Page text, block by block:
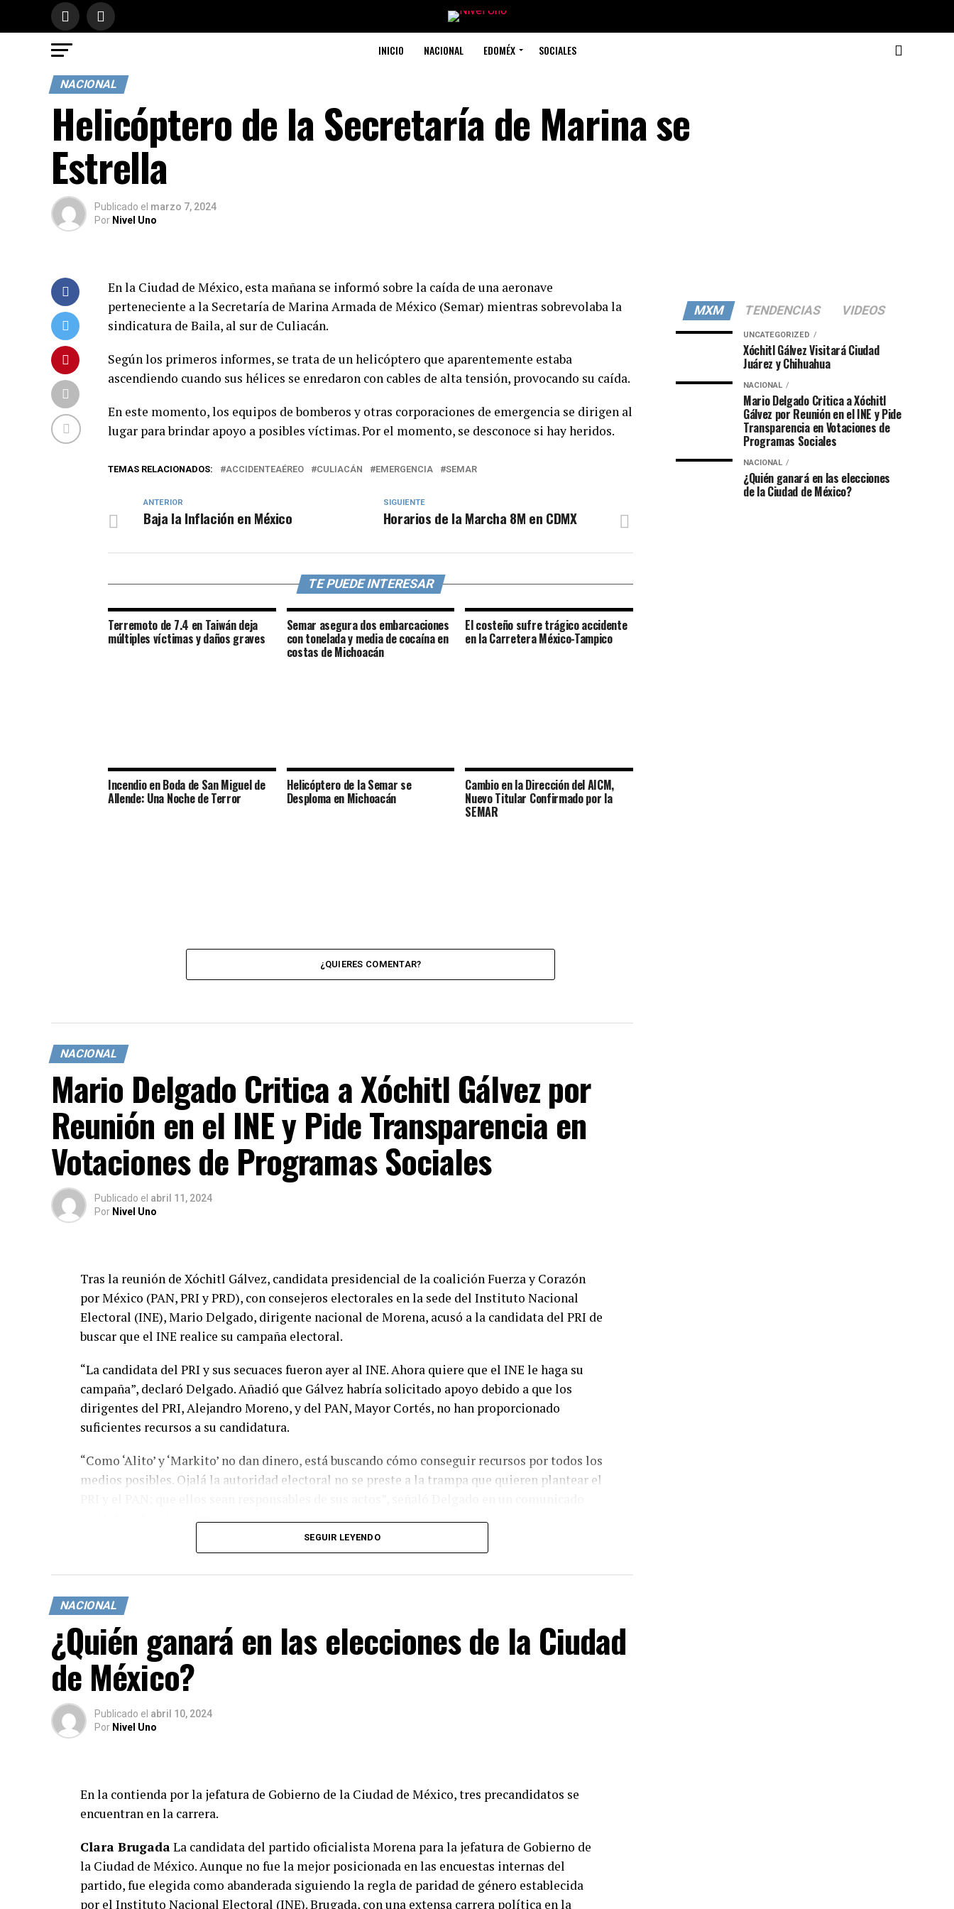
INICIO NACIONAL EDOMÉX SOCIALES
NACIONAL
Helicóptero de la Secretaría de Marina se
Estrella
Publicado el marzo 7, 2024
Por Nivel Uno
En la Ciudad de México, esta mañana se informó sobre la caída de una aeronave
perteneciente a la Secretaría de Marina Armada de México (Semar) mientras sobrevolaba la
sindicatura de Baila, al sur de Culiacán.
Según los primeros informes, se trata de un helicóptero que aparentemente estaba
ascendiendo cuando sus hélices se enredaron con cables de alta tensión, provocando su caída.
En este momento, los equipos de bomberos y otras corporaciones de emergencia se dirigen al
lugar para brindar apoyo a posibles víctimas. Por el momento, se desconoce si hay heridos.
TEMAS RELACIONADOS: ACCIDENTEAÉREO CULIACÁN EMERGENCIA SEMAR
SIGUIENTE
Horarios de la Marcha 8M en CDMX
ANTERIOR
Baja la Inflación en México
TE PUEDE INTERESAR
Terremoto de 7.4 en Taiwán deja
múltiples víctimas y daños graves
Semar asegura dos embarcaciones
con tonelada y media de cocaína en
costas de Michoacán
El costeño sufre trágico accidente
en la Carretera México-Tampico
Incendio en Boda de San Miguel de
Allende: Una Noche de Terror
Helicóptero de la Semar se
Desploma en Michoacán
Cambio en la Dirección del AICM,
Nuevo Titular Confirmado por la
SEMAR
¿QUIERES COMENTAR?
NACIONAL
Mario Delgado Critica a Xóchitl Gálvez por
Reunión en el INE y Pide Transparencia en
Votaciones de Programas Sociales
Publicado el abril 11, 2024
Por Nivel Uno
Tras la reunión de Xóchitl Gálvez, candidata presidencial de la coalición Fuerza y Corazón
por México (PAN, PRI y PRD), con consejeros electorales en la sede del Instituto Nacional
Electoral (INE), Mario Delgado, dirigente nacional de Morena, acusó a la candidata del PRI de
buscar que el INE realice su campaña electoral.
“La candidata del PRI y sus secuaces fueron ayer al INE. Ahora quiere que el INE le haga su
campaña”, declaró Delgado. Añadió que Gálvez habría solicitado apoyo debido a que los
dirigentes del PRI, Alejandro Moreno, y del PAN, Mayor Cortés, no han proporcionado
suficientes recursos a su candidatura.
“Como ‘Alito’ y ‘Markito’ no dan dinero, está buscando cómo conseguir recursos por todos los
medios posibles. Ojalá la autoridad electoral no se preste a la trampa que quieren plantear el
emitido este miércoles.
En respuesta a las declaraciones de la candidata presidencial de Morena y sus aliados,
Claudia Sheinbaum, quien afirmó que “los de la derecha fueron a arrodillarse ante el INE”,
ha votado en contra de estos apoyos”.
Por ello, Sergio Gutiérrez Luna, representante del partido ante el INE, solicitó al Consejo
General una campaña institucional que informe cómo han votado los partidos políticos al
momento de discutirse la aprobación o los recursos para los programas sociales.
MarioDelgado, #XóchitlGálvez, #INE, #Elecciones2024, #Morena, #PRI, #PAN, #PRD,
#ProgramasSociales, #PolíticaMéxico
SEGUIR LEYENDO
NACIONAL
¿Quién ganará en las elecciones de la Ciudad
de México?
Publicado el abril 10, 2024
Por Nivel Uno
En la contienda por la jefatura de Gobierno de la Ciudad de México, tres precandidatos se
encuentran en la carrera.
Clara BrugadaLa candidata del partido oficialista Morena para la jefatura de Gobierno de
la Ciudad de México. Aunque no fue la mejor posicionada en las encuestas internas del
partido, fue elegida como abanderada siguiendo la regla de paridad de género establecida
por el Instituto Nacional Electoral (INE). Brugada, con una extensa carrera política en la
MXM TENDENCIAS VIDEOS
UNCATEGORIZED
Xóchitl Gálvez Visitará Ciudad
Juárez y Chihuahua
NACIONAL
Mario Delgado Critica a Xóchitl
Gálvez por Reunión en el INE y Pide
Transparencia en Votaciones de
Programas Sociales
NACIONAL
¿Quién ganará en las elecciones
de la Ciudad de México?